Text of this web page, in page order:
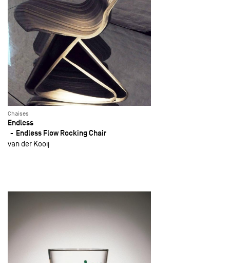
Chaises
Endless
Endless Flow Rocking Chair
van der Kooij